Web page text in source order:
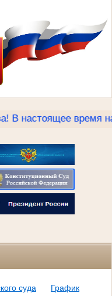
время на
суда
График